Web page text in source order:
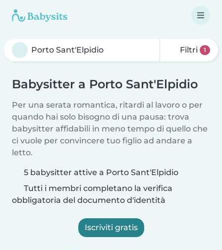
Filtri 1
Babysitter a Porto Sant'Elpidio
Per una serata romantica, ritardi al lavoro o per
quando hai solo bisogno di una pausa: trova
babysitter affidabili in meno tempo di quello che
ci vuole per convincere tuo figlio ad andare a
letto.
5 babysitter attive a Porto Sant'Elpidio
Tutti i membri completano la verifica
obbligatoria del documento d'identità
Iscriviti gratis